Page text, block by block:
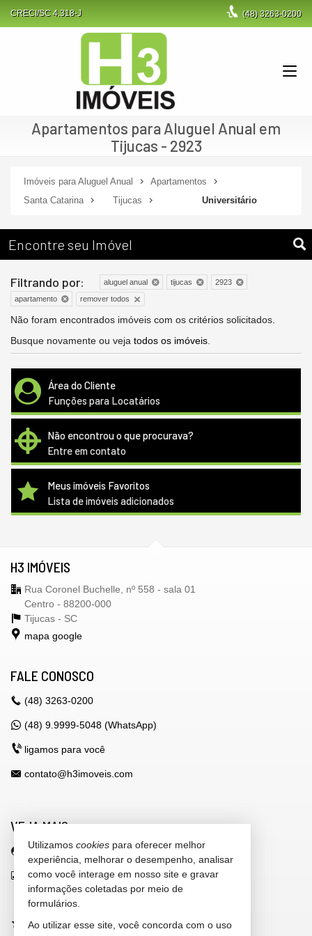
CRECI/SC 4.318-J (48)3263-0200
Apartamentos para Aluguel Anual em
Tijucas - 2923
Imóveis para Aluguel Anual
Apartamentos
Santa Catarina
Tijucas Universitário
Encontre seu Imóvel
Filtrando por: aluguel anual tijucas
2923
apartamento
remover todos
Não foram encontrados imóveis com os critérios solicitados.
Busque novamente ou veja todos os imóveis
Área do Cliente
Funções para Locatários
Não encontrou o que procurava?
Entre em contato
Meus imóveis Favoritos
Lista de imóveis adicionados
H3 IMÓVEIS
Rua Coronel Buchelle, nº 558 - sala 01
Centro - 88200-000
Tijucas - SC
mapa google
FALE CONOSCO
(48) 3263-0200
(48) 9.9999-5048 (WhatsApp)
ligamos para você
contato@h3imoveis.com
VEJA MAIS
área do cliente
indicadores financeiros
cadastre seu imóvel
imóveis favoritos
Utilizamos cookies para oferecer melhor
experiência, melhorar o desempenho, analisar
como você interage em nosso site e gravar
informações coletadas por meio de
formulários.
Ao utilizar esse site, você concorda com o uso